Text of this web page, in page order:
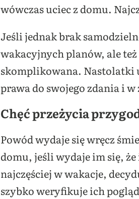
wówczas uciec z domu.
Jeśli jednak brak
wakacyjnych planów, ale
skomplikowana. Nastolatki
prawa do swojego zdania i w
Chęć przeżycia
Powód wydaje się wręcz
domu, jeśli wydaje im się,
najczęściej w wakacje,
szybko weryfikuje ich